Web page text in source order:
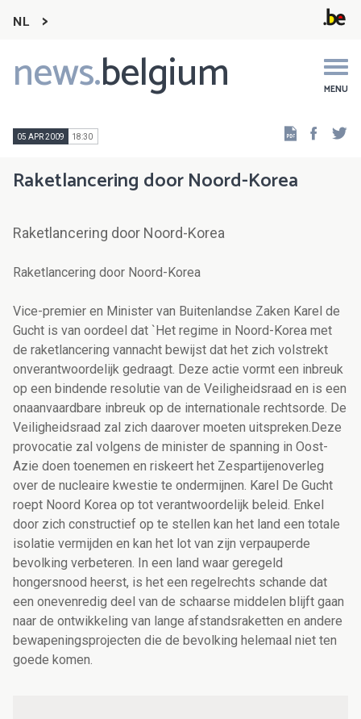
NL
news.belgium MENU
Main
navigation
05 APR 2009 18:30
Raketlancering door Noord-Korea
Raketlancering door Noord-Korea
Raketlancering door Noord-Korea
Vice-premier en Minister van Buitenlandse Zaken Karel de
Gucht is van oordeel dat `Het regime in Noord-Korea met
de raketlancering vannacht bewijst dat het zich volstrekt
onverantwoordelijk gedraagt. Deze actie vormt een inbreuk
op een bindende resolutie van de Veiligheidsraad en is een
onaanvaardbare inbreuk op de internationale rechtsorde. De
Veiligheidsraad zal zich daarover moeten uitspreken.Deze
provocatie zal volgens de minister de spanning in Oost-
Azie doen toenemen en riskeert het Zespartijenoverleg
over de nucleaire kwestie te ondermijnen. Karel De Gucht
roept Noord Korea op tot verantwoordelijk beleid. Enkel
door zich constructief op te stellen kan het land een totale
isolatie vermijden en kan het lot van zijn verpauperde
bevolking verbeteren. In een land waar geregeld
hongersnood heerst, is het een regelrechts schande dat
een onevenredig deel van de schaarse middelen blijft gaan
naar de ontwikkeling van lange afstandsraketten en andere
bewapeningsprojecten die de bevolking helemaal niet ten
goede komen.